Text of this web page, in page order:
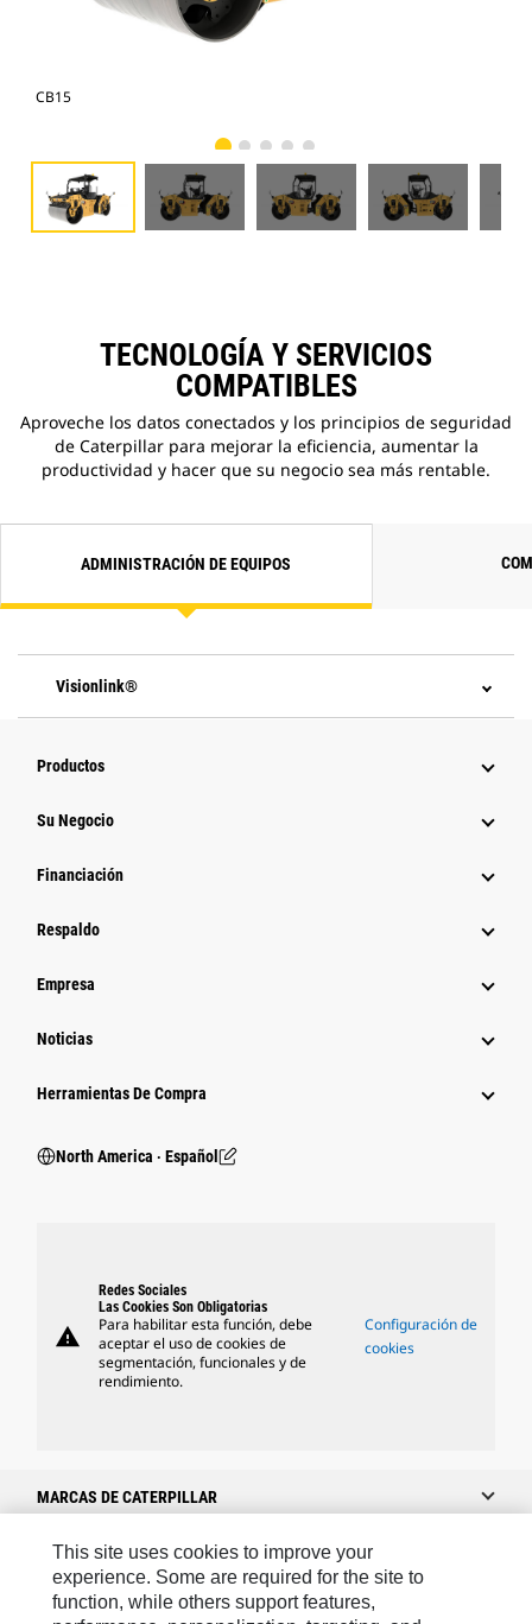
CB15
TECNOLOGÍA Y SERVICIOS
COMPATIBLES
Aproveche los datos conectados y los principios de seguridad
de Caterpillar para mejorar la eficiencia, aumentar la
productividad y hacer que su negocio sea más rentable.
ADMINISTRACIÓN DE EQUIPOS
Visionlink®
Productos
Su Negocio
Financiación
Respaldo
Empresa
Noticias
Herramientas De Compra
North America ‧ Español
warning
Redes Sociales
Las Cookies Son Obligatorias
Para habilitar esta función, debe
aceptar el uso de cookies de
segmentación, funcionales y de
rendimiento.
Configuración de
cookies
MARCAS DE CATERPILLAR
Caterpillar.com
This site uses cookies to improve your
experience. Some are required for the site to
function, while others support features,